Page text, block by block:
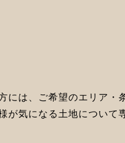
には、ご希望のエリア
が気になる土地について